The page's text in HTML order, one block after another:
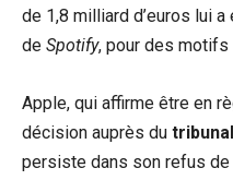
de 1,8 milliard d’euros lui
de Spotify, pour des
Apple, qui affirme être en
décision auprès du tribunal
persiste dans son refus